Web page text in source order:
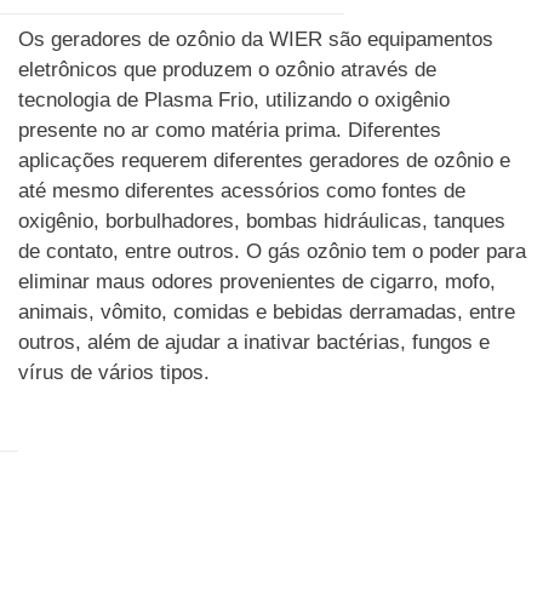
Os geradores de ozônio da WIER são equipamentos
eletrônicos que produzem o ozônio através de
tecnologia de Plasma Frio, utilizando o oxigênio
presente no ar como matéria prima. Diferentes
aplicações requerem diferentes geradores de ozônio e
até mesmo diferentes acessórios como fontes de
oxigênio, borbulhadores, bombas hidráulicas, tanques
de contato, entre outros. O gás ozônio tem o poder para
eliminar maus odores provenientes de cigarro, mofo,
animais, vômito, comidas e bebidas derramadas, entre
outros, além de ajudar a inativar bactérias, fungos e
vírus de vários tipos.